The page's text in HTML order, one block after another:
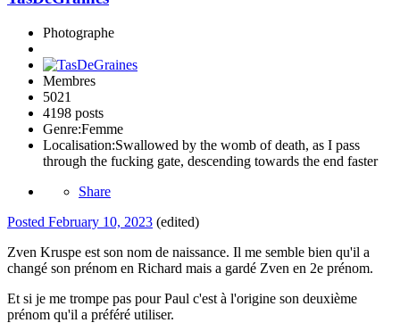
Photographe
Membres
5021
4198 posts
Genre:Femme
Localisation:Swallowed by the womb of death, as I pass
through the fucking gate, descending towards the end faster
Share
Posted February 10, 2023 (edited)
Zven Kruspe est son nom de naissance. Il me semble bien qu'il a
changé son prénom en Richard mais a gardé Zven en 2e prénom.
Et si je me trompe pas pour Paul c'est à l'origine son deuxième
prénom qu'il a préféré utiliser.